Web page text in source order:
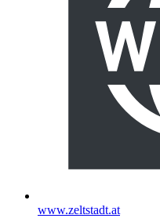
www.zeltstadt.at